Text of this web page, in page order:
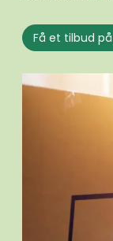
Få et tilbud